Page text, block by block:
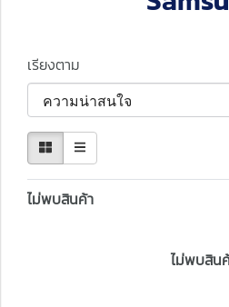
เรียงตาม
ไม่พบสินค้า
ไม่พบสิน